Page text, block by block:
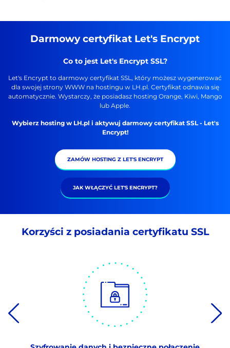
Darmowy certyfikat Let's Encrypt
Co to jest Let's Encrypt SSL?
Let's Encrypt to darmowy certyfikat SSL, który możesz wygenerować
dla swojej strony WWW na hostingu w LH.pl. Certyfikat odnawia się
automatycznie. Wystarczy, że posiadasz hosting Orange, Kiwi, Mango
lub Apple.
Wybierz hosting w LH.pl i aktywuj darmowy certyfikat SSL - Let's
Encrypt!
ZAMÓW HOSTING Z LET'S ENCRYPT
JAK WŁĄCZYĆ LET'S ENCRYPT?
Korzyści z posiadania certyfikatu SSL